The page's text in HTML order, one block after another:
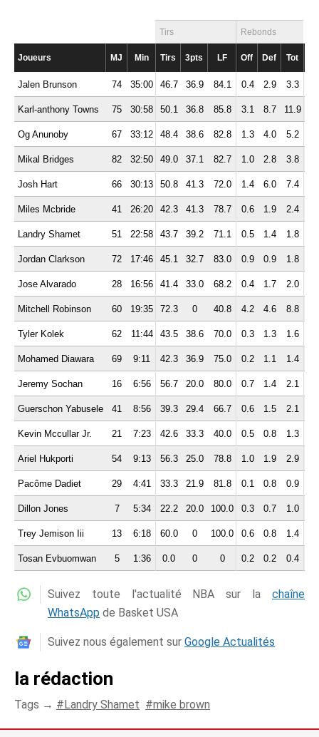
Tirs Rebonds
Joueurs MJ Min Tirs 3pts LF Off Def Tot
Jalen Brunson 74 35:00 46.7 36.9 84.1 0.4 2.9 3.3
Karl-anthony Towns 75 30:58 50.1 36.8 85.8 3.1 8.7 11.9
Og Anunoby 67 33:12 48.4 38.6 82.8 1.3 4.0 5.2
Mikal Bridges 82 32:50 49.0 37.1 82.7 1.0 2.8 3.8
Josh Hart 66 30:13 50.8 41.3 72.0 1.4 6.0 7.4
Miles Mcbride 41 26:20 42.3 41.3 78.7 0.6 1.9 2.4
Landry Shamet 51 22:58 43.7 39.2 71.1 0.5 1.4 1.8
Jordan Clarkson 72 17:46 45.1 32.7 83.0 0.9 0.9 1.8
Jose Alvarado 28 16:56 41.4 33.0 68.2 0.4 1.7 2.0
Mitchell Robinson 60 19:35 72.3 0 40.8 4.2 4.6 8.8
Tyler Kolek 62 11:44 43.5 38.6 70.0 0.3 1.3 1.6
Mohamed Diawara 69 9:11 42.3 36.9 75.0 0.2 1.1 1.4
Jeremy Sochan 16 6:56 56.7 20.0 80.0 0.7 1.4 2.1
Guerschon Yabusele 41 8:56 39.3 29.4 66.7 0.6 1.5 2.1
Kevin Mccullar Jr. 21 7:23 42.6 33.3 40.0 0.5 0.8 1.3
Ariel Hukporti 54 9:13 56.3 25.0 78.8 1.0 1.9 2.9
Pacôme Dadiet 29 4:41 33.3 21.9 81.8 0.1 0.8 0.9
Dillon Jones 7 5:34 22.2 20.0 100.0 0.3 0.7 1.0
Trey Jemison Iii 13 6:18 60.0 0 100.0 0.6 0.8 1.4
Tosan Evbuomwan 5 1:36 0.0 0 0 0.2 0.2 0.4
Suivez toute l'actualité NBA sur la chaîne
WhatsApp de Basket USA
Suivez nous également sur Google Actualités
la rédaction
Tags → Landry Shamet mike brown